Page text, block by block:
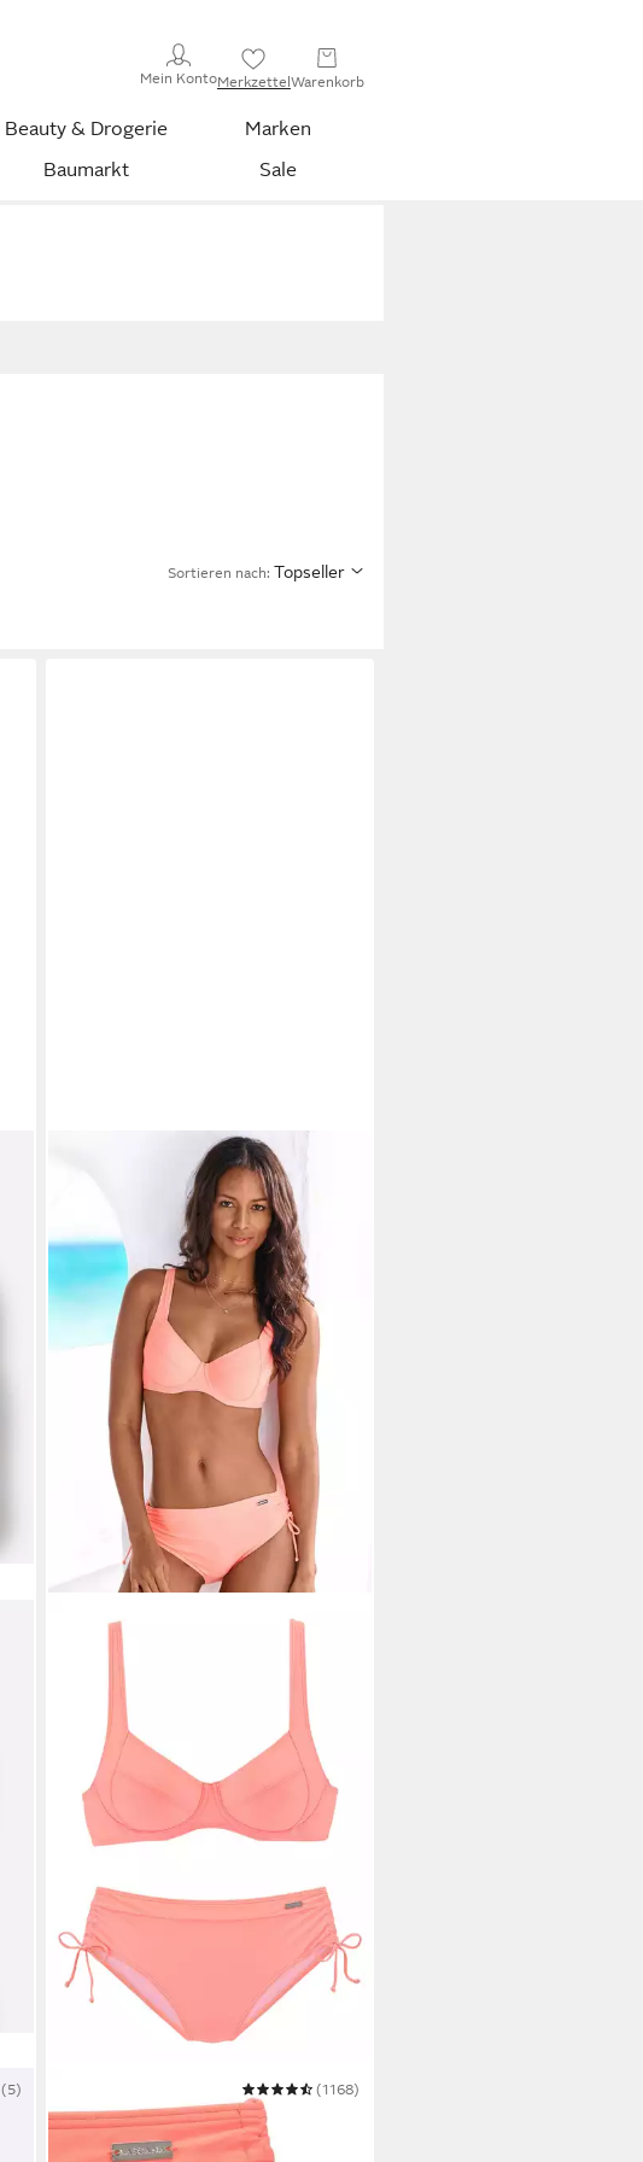
Mein KontoMerkzettelWarenkorb
Beauty & Drogerie
Marken
Baumarkt Sale
Sortieren nach: Topseller
(5)
Bügel-Bikini Annelie
(1168)
ab 59,99 €